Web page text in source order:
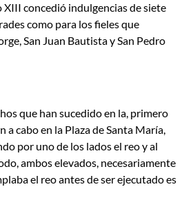
XIII concedió indulgencias de siete
como para los fieles que
San Juan Bautista y San Pedro
que han sucedido en la, primero
a cabo en la Plaza de Santa María,
por uno de los lados el reo y al
ambos elevados, necesariamente
el reo antes de ser ejecutado es